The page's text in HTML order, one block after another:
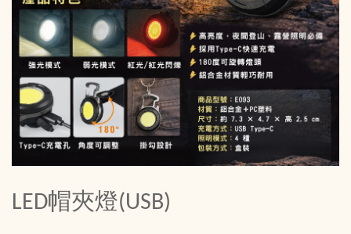
LED帽夾燈(USB)